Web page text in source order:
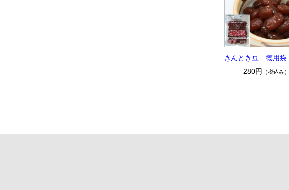
きんとき豆 徳用袋
280円
（税込み）